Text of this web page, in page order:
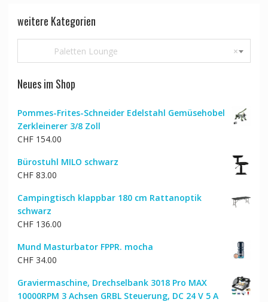
weitere Kategorien
×
Paletten Lounge
Neues im Shop
Pommes-Frites-Schneider Edelstahl Gemüsehobel
Zerkleinerer 3/8 Zoll
CHF154.00
Bürostuhl MILO schwarz
CHF83.00
Campingtisch klappbar 180 cm Rattanoptik
schwarz
CHF136.00
Mund Masturbator FPPR. mocha
CHF34.00
Graviermaschine, Drechselbank 3018 Pro MAX
10000RPM 3 Achsen GRBL Steuerung, DC 24 V 5 A